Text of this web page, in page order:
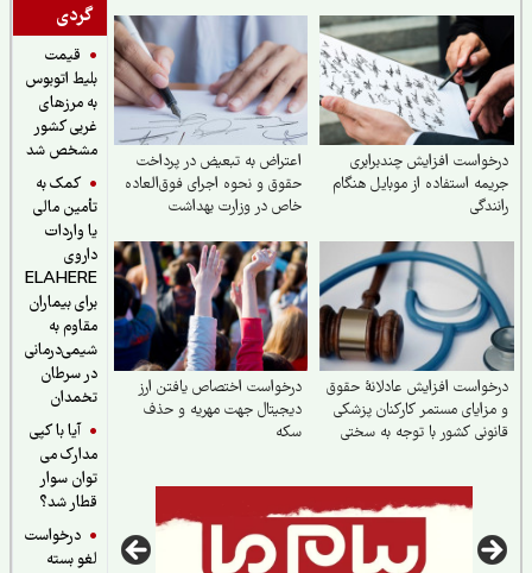
گردی
قیمت
بلیط اتوبوس
به مرزهای
غربی کشور
مشخص شد
کمک به
تأمین مالی
یا واردات
داروی
ELAHERE
برای بیماران
مقاوم به
شیمی‌درمانی
در سرطان
تخمدان
آیا با کپی
مدارک می
توان سوار
قطار شد؟
درخواست
لغو بسته
افزایش چندبرابری
استفاده از موبایل هنگام
اعتراض به تبعیض در پرداخت
حقوق و نحوه اجرای فوق‌العاده
خاص در وزارت بهداشت
افزایش عادلانهٔ حقوق
مستمر کارکنان پزشکی
کشور با توجه به سختی
درخواست اختصاص یافتن ارز
دیجیتال جهت مهریه و حذف